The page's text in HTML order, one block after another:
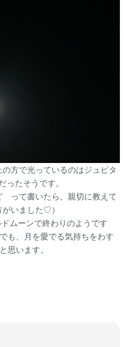
方で光っているのはジュピタ
ったそうです。
って書いたら、親切に教えて
いました♡）
ムーンで終わりのようです
も、月を愛でる気持ちをわす
思います。